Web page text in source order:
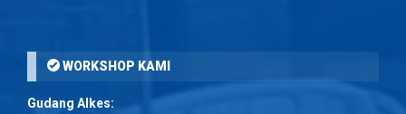
WORKSHOP KAMI
Gudang Alkes: